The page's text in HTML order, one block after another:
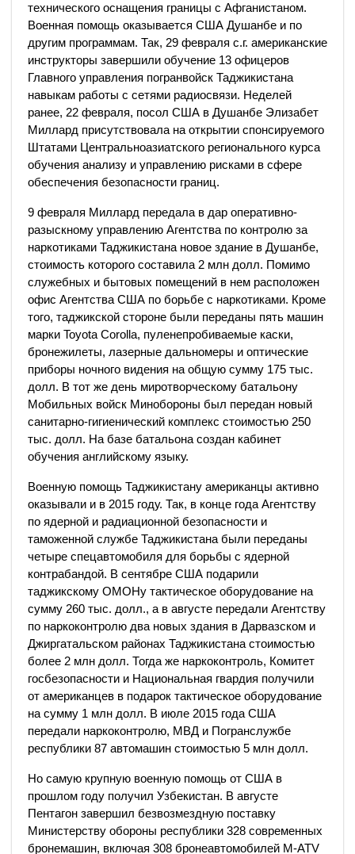
технического оснащения границы с Афганистаном.
Военная помощь оказывается США Душанбе и по
другим программам. Так, 29 февраля с.г. американские
инструкторы завершили обучение 13 офицеров
Главного управления погранвойск Таджикистана
навыкам работы с сетями радиосвязи. Неделей
ранее, 22 февраля, посол США в Душанбе Элизабет
Миллард присутствовала на открытии спонсируемого
Штатами Центральноазиатского регионального курса
обучения анализу и управлению рисками в сфере
обеспечения безопасности границ.
9 февраля Миллард передала в дар оперативно-
разыскному управлению Агентства по контролю за
наркотиками Таджикистана новое здание в Душанбе,
стоимость которого составила 2 млн долл. Помимо
служебных и бытовых помещений в нем расположен
офис Агентства США по борьбе с наркотиками. Кроме
того, таджикской стороне были переданы пять машин
марки Toyota Corolla, пуленепробиваемые каски,
бронежилеты, лазерные дальномеры и оптические
приборы ночного видения на общую сумму 175 тыс.
долл. В тот же день миротворческому батальону
Мобильных войск Минобороны был передан новый
санитарно-гигиенический комплекс стоимостью 250
тыс. долл. На базе батальона создан кабинет
обучения английскому языку.
Военную помощь Таджикистану американцы активно
оказывали и в 2015 году. Так, в конце года Агентству
по ядерной и радиационной безопасности и
таможенной службе Таджикистана были переданы
четыре спецавтомобиля для борьбы с ядерной
контрабандой. В сентябре США подарили
таджикскому ОМОНу тактическое оборудование на
сумму 260 тыс. долл., а в августе передали Агентству
по наркоконтролю два новых здания в Дарвазском и
Джиргатальском районах Таджикистана стоимостью
более 2 млн долл. Тогда же наркоконтроль, Комитет
госбезопасности и Национальная гвардия получили
от американцев в подарок тактическое оборудование
на сумму 1 млн долл. В июле 2015 года США
передали наркоконтролю, МВД и Погранслужбе
республики 87 автомашин стоимостью 5 млн долл.
Но самую крупную военную помощь от США в
прошлом году получил Узбекистан. В августе
Пентагон завершил безвозмездную поставку
Министерству обороны республики 328 современных
бронемашин, включая 308 бронеавтомобилей M-ATV